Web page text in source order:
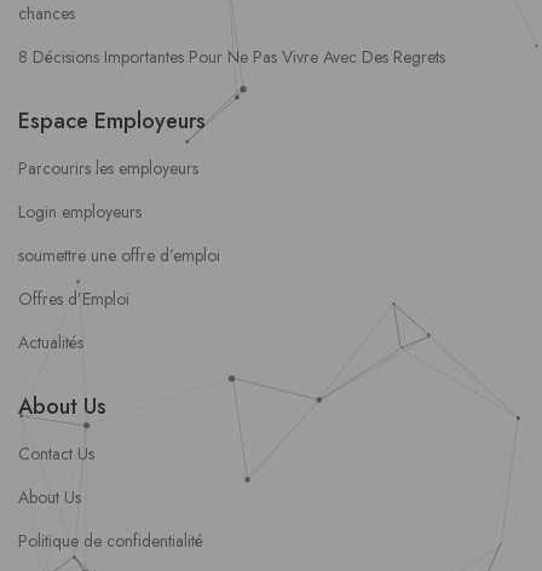
chances
8 Décisions Importantes Pour Ne Pas Vivre Avec Des Regrets
Espace Employeurs
Parcourirs les employeurs
Login employeurs
soumettre une offre d’emploi
Offres d’Emploi
Actualités
About Us
Contact Us
About Us
Politique de confidentialité